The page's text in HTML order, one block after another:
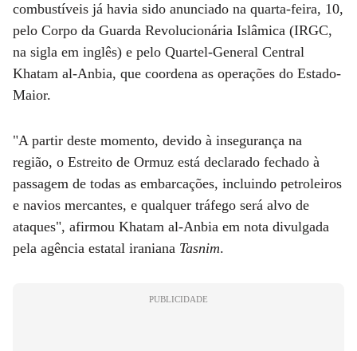
combustíveis já havia sido anunciado na quarta-feira, 10,
pelo Corpo da Guarda Revolucionária Islâmica (IRGC,
na sigla em inglês) e pelo Quartel-General Central
Khatam al-Anbia, que coordena as operações do Estado-
Maior.
"A partir deste momento, devido à insegurança na
região, o Estreito de Ormuz está declarado fechado à
passagem de todas as embarcações, incluindo petroleiros
e navios mercantes, e qualquer tráfego será alvo de
ataques", afirmou Khatam al-Anbia em nota divulgada
pela agência estatal iraniana Tasnim.
PUBLICIDADE